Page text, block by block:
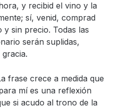
y recibid el vino y la
sí, venid, comprad
sin precio. Todas las
serán suplidas,
frase crece a medida que
mí es una reflexión
si acudo al trono de la